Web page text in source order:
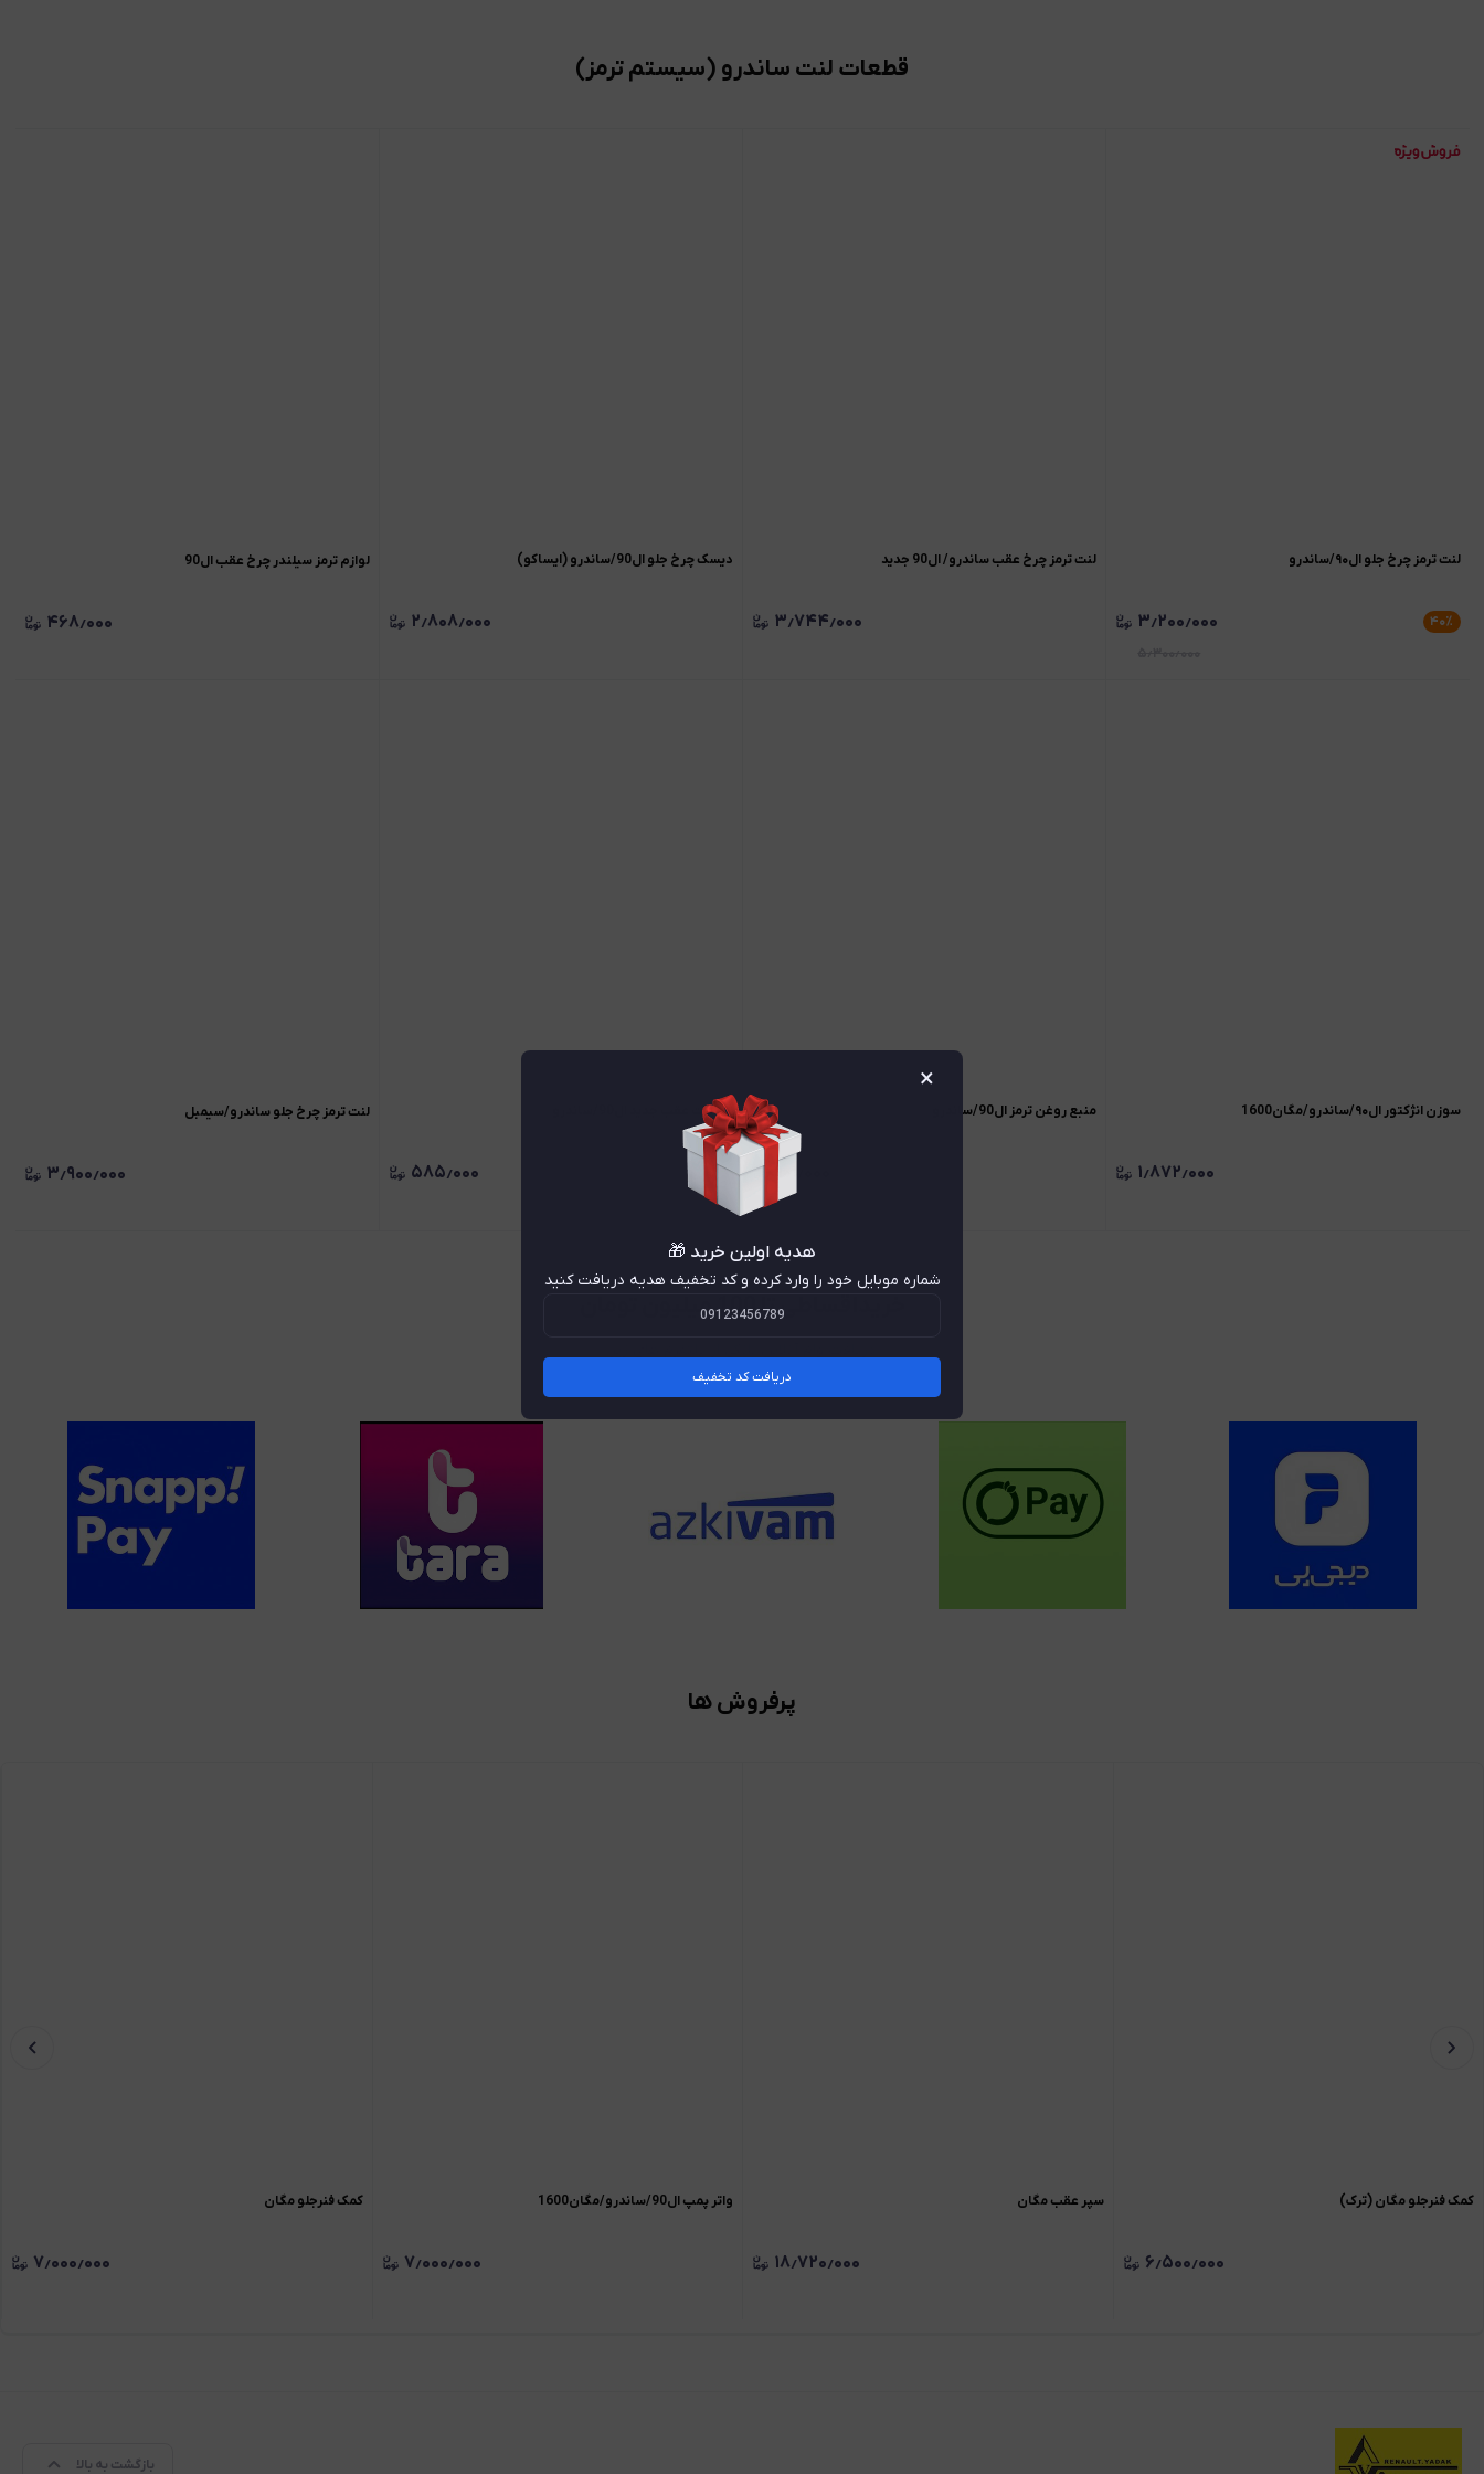
قطعات لنت ساندرو (سیستم ترمز)
لنت ترمز چرخ جلو ال۹۰/ساندرو
۴۰٪ ۳٫۲۰۰٫۰۰۰
لنت ترمز چرخ عقب ساندرو/ ال90 جدید
۳٫۷۴۴٫۰۰۰
ديسک چرخ جلو ال90/ساندرو (ايساکو)
۲٫۸۰۸٫۰۰۰
لوازم ترمز سیلندر چرخ عقب ال90
۴۶۸٫۰۰۰
سوزن انژکتور ال۹۰/ساندرو/مگان1600
۱٫۸۷۲٫۰۰۰
منبع روغن ترمز ال90/ساندرو
۹۰۱٫۰۰۰
فنر لنت عقب جديد ال90/ساندرو
۵۸۵٫۰۰۰
لنت ترمز چرخ جلو ساندرو/سیمبل
۳٫۹۰۰٫۰۰۰
خریداقساطی تا 100 میلیون تومان
پرفروش ها
کمک فنرجلو مگان (ترک)
۶٫۵۰۰٫۰۰۰
سپر عقب مگان
۱۸٫۷۲۰٫۰۰۰
واتر پمپ ال90/ساندرو/مگان1600
۷٫۰۰۰٫۰۰۰
کمک فنرجلو مگان
۷٫۰۰۰٫۰۰۰
بازگشت به بالا
×
هدیه اولین خرید 🎁
شماره موبایل خود را وارد کرده و کد تخفیف هدیه دریافت کنید
دریافت کد تخفیف